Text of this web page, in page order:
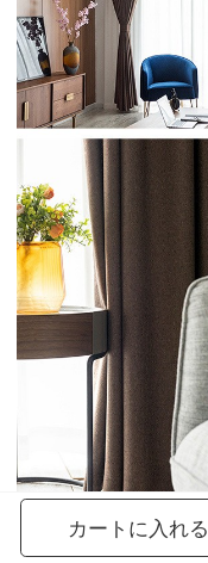
カートに入れる